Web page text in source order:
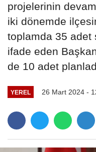
projelerinin
iki dönemde
toplamda 35 adet
ifade eden
de 10 adet
YEREL 26 Mart 2024 -